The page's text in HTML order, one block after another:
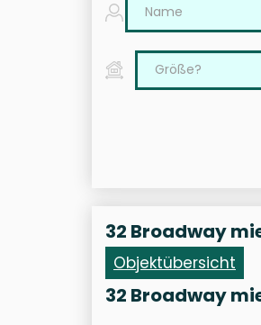
32 Broadway
Objektübersicht
32 Broadway